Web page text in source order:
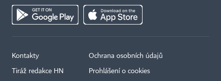
Kontakty
Tiráž redakce HN
Ochrana osobních údajů
Prohlášení o cookies